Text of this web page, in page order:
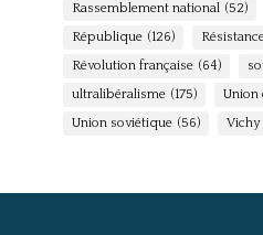
Rassemblement national (52)
République (126)
Révolution française (64)
ultralibéralisme (175) Union
Union soviétique (56) Vichy